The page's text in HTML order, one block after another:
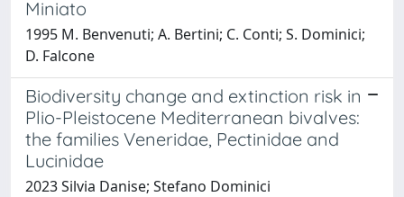
Miniato
1995 M. Benvenuti; A. Bertini; C. Conti; S. Dominici;
D. Falcone
Biodiversity change and extinction risk in
Plio-Pleistocene Mediterranean bivalves:
the families Veneridae, Pectinidae and
Lucinidae
2023 Silvia Danise; Stefano Dominici